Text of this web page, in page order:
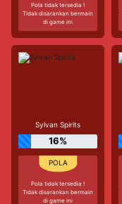
Pola tidak tersedia !
Tidak disarankan bermain
di game ini
Sylvan Spirits
16%
Pola tidak tersedia !
Tidak disarankan bermain
di game ini